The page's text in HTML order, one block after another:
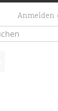
Anmelden